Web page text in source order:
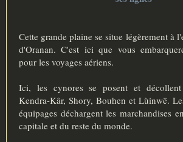
Cette grande plaine se situe légèrement à
d'Oranan. C'est ici que vous
pour les voyages aériens.
Ici, les cynores se posent et
Kendra-Kâr, Shory, Bouhen et Lùinwë.
équipages déchargent les marchandises
capitale et du reste du monde.